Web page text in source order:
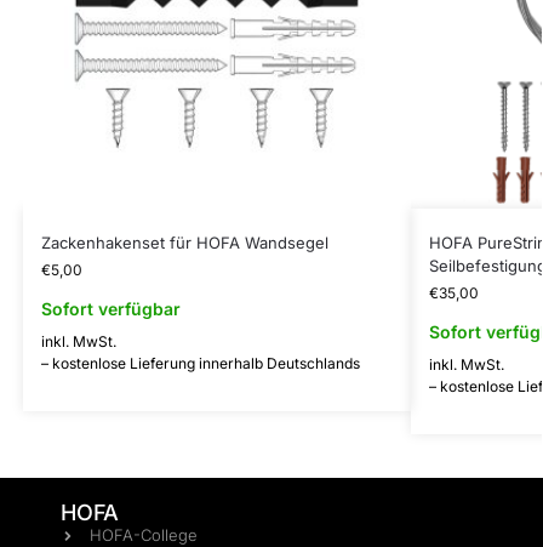
Zackenhakenset für HOFA Wandsegel
€5,00
Sofort verfügbar
inkl. MwSt.
– kostenlose Lieferung innerhalb Deutschlands
HOFA
€35,00
Sofort
inkl. MwSt.
– kostenlose
HOFA
HOFA-College